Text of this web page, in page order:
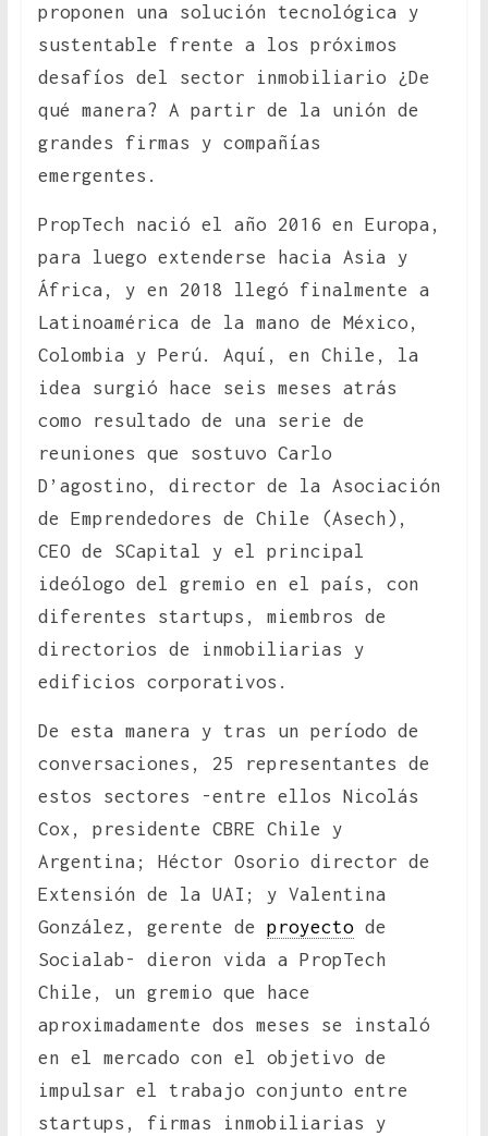
proponen una solución tecnológica y
sustentable frente a los próximos
desafíos del sector inmobiliario ¿De
qué manera? A partir de la unión de
grandes firmas y compañías
emergentes.
PropTech nació el año 2016 en Europa,
para luego extenderse hacia Asia y
África, y en 2018 llegó finalmente a
Latinoamérica de la mano de México,
Colombia y Perú. Aquí, en Chile, la
idea surgió hace seis meses atrás
como resultado de una serie de
reuniones que sostuvo Carlo
D’agostino, director de la Asociación
de Emprendedores de Chile (Asech),
CEO de SCapital y el principal
ideólogo del gremio en el país, con
diferentes startups, miembros de
directorios de inmobiliarias y
edificios corporativos.
De esta manera y tras un período de
conversaciones, 25 representantes de
estos sectores -entre ellos Nicolás
Cox, presidente CBRE Chile y
Argentina; Héctor Osorio director de
Extensión de la UAI; y Valentina
González, gerente de proyectode
Socialab- dieron vida a PropTech
Chile, un gremio que hace
aproximadamente dos meses se instaló
en el mercado con el objetivo de
impulsar el trabajo conjunto entre
startups, firmas inmobiliarias y